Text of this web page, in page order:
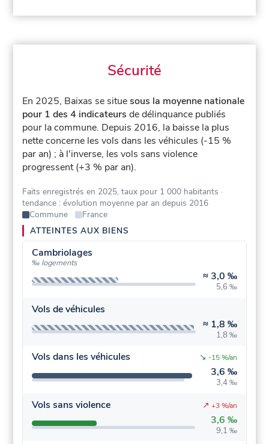
Sécurité
En 2025, Baixas se situesous la moyenne nationale
pour 1 des 4 indicateurs de délinquance publiés
pour la commune. Depuis 2016, la baisse la plus
nette concerne les vols dans les véhicules (-15 %
par an) ; à l'inverse, les vols sans violence
progressent (+3 % par an).
Faits enregistrés en 2025, taux pour 1 000 habitants ·
tendance : évolution moyenne par an depuis 2016
Commune
France
ATTEINTES AUX BIENS
Cambriolages
‰ logements
≈ 3,0 ‰
5,6 ‰
Vols de véhicules
≈ 1,8 ‰
1,8 ‰
Vols dans les véhicules
3,6 ‰
3,4 ‰
↘ -15 %/an
Vols sans violence
3,6 ‰
9,1 ‰
↗ +3 %/an